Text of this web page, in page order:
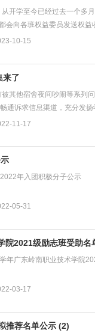
开学至今已经过去一个多
会向各班权益委员发送权益
10-15
来了
被其他宿舍夜间吵闹等系列
通诉求信息渠道，充分发扬
11-17
年入团积极分子公示
05-31
2021级励志班受助名
年广东岭南职业技术学院
03-17
推荐名单公示 (2)